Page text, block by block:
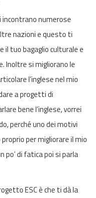
incontrano numerose
nazioni e questo ti
il tuo bagaglio culturale e
Inoltre si migliorano le
l’inglese nel mio
a progetti di
bene l’inglese, vorrei
perché uno dei motivi
per migliorare il mio
po’ di fatica poi si parla
ESC è che ti dà la